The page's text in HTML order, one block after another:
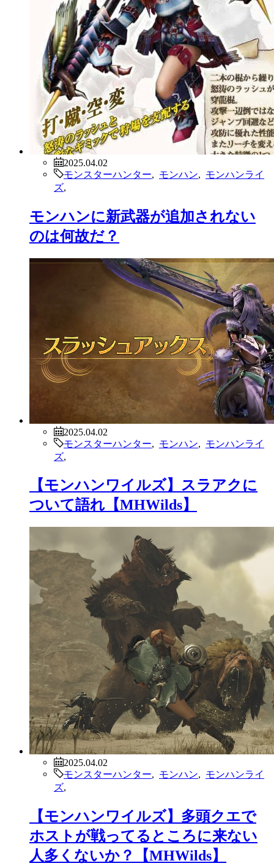
2025.04.02
モンスターハンター
モンハン
モンハンライ
ズ
モンハンに新武器が追加されない
のは何故だ？
2025.04.02
モンスターハンター
モンハン
モンハンライ
ズ
【モンハンワイルズ】スラアクに
ついて語れ【MHWilds】
2025.04.02
モンスターハンター
モンハン
モンハンライ
ズ
【モンハンワイルズ】多頭クエで
ホストが戦ってるところに来ない
人多くないか？【MHWilds】